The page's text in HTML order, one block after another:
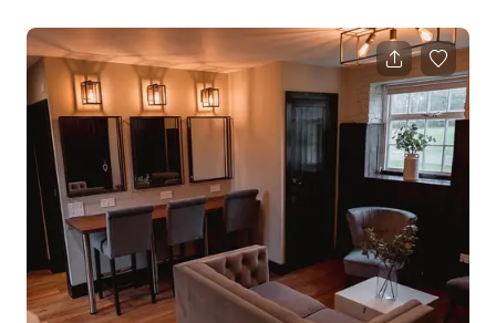
tarifas personalizadas. Nuestra Sala Larga en la Casa Manor
es perfecta para ceremonias de boda íntimas de hasta 50
personas. Además, nuestras tres salas de recepción crean un
lugar acogedor y lleno de carácter para recepciones de
bebidas en meses frío